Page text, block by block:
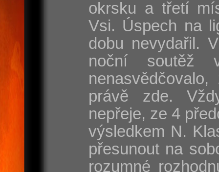
okrsku a třetí
Vsi. Úspech na
dobu nevydařil.
noční soutěž
právě zde.
nepřeje, ze 4
výsledkem N.
přesunout na
rozumné